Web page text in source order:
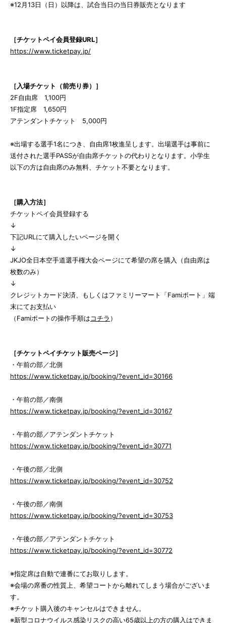
※12月13日（日）以降は、試合当日の当日券販売となります
［チケットペイ会員登録URL］
https://www.ticketpay.jp/
［入場チケット（前売り券）］
2F自由席 1,100円
1F指定席 1,650円
アテンダントチケット 5,000円
※出場する選手1名につき、自由席1枚進呈します。出場選手は事前に
送付された選手PASSが自由席チケットの代わりとなります。小学生
以下の方は自由席のみ無料、チケット不要となります。
［購入方法］
チケットペイ会員登録する
↓
下記URLにて購入したいページを開く
↓
JKJO全日本空手道選手権大会ページにて希望の席を購入（自由席は
枚数のみ）
↓
クレジットカード決済、もしくはファミリーマート「Famiポート」端
末にてお支払い
（Famiポートの操作手順はコチラ ）
［チケットペイチケット販売ページ］
・午前の部／北側
https://www.ticketpay.jp/booking/?event_id=30166
・午前の部／南側
https://www.ticketpay.jp/booking/?event_id=30167
・午前の部／アテンダントチケット
https://www.ticketpay.jp/booking/?event_id=30771
・午後の部／北側
https://www.ticketpay.jp/booking/?event_id=30752
・午後の部／南側
https://www.ticketpay.jp/booking/?event_id=30753
・午後の部／アテンダントチケット
https://www.ticketpay.jp/booking/?event_id=30772
※指定席は自動で連番にてお取りします。
※会場の席番の性質上、希望コートから離れてしまう場合がございま
す。
※チケット購入後のキャンセルはできません。
※新型コロナウイルス感染リスクの高い65歳以上の方の購入はできま